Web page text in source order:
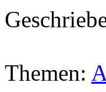
Themen: